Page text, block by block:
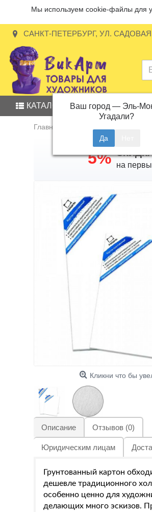
Мы используем cookie-файлы для
САНКТ-ПЕТЕРБУРГ, УЛ.
Ваш город — Эль-
Угадали?
КАТАЛОГ АКЦИИ
Главная
5% на
Кликни что бы
Описание Отзывов (0)
Юридическим лицам
Грунтованный картон
дешевле традиционного
особенно ценно для
делающих много эскизов.